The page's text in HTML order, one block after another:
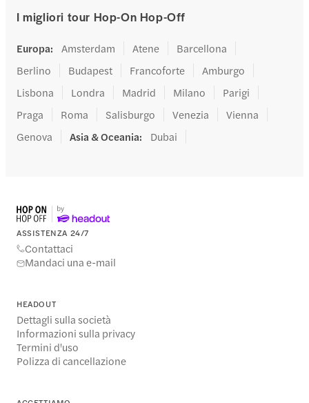
I migliori tour Hop-On Hop-Off
Europa: Amsterdam Atene
Barcellona
Berlino
Budapest Francoforte
Amburgo
Lisbona
Londra Madrid Milano
Parigi
Praga
Roma Salisburgo Venezia
Vienna
Genova
Asia & Oceania: Dubai
ASSISTENZA 24/7
Contattaci
Mandaci una e-mail
HEADOUT
Dettagli sulla società
Informazioni sulla privacy
Termini d'uso
Polizza di cancellazione